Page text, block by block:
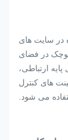
در سایت های
کوچک در فضای
ارتباطی،
های کنترل
می شود.